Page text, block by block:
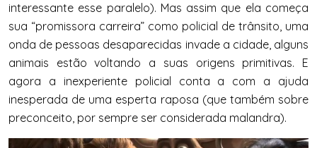
interessante esse paralelo). Mas assim que ela começa
sua “promissora carreira” como policial de trânsito, uma
onda de pessoas desaparecidas invade a cidade, alguns
animais estão voltando a suas origens primitivas. E
agora a inexperiente policial conta a com a ajuda
inesperada de uma esperta raposa (que também sobre
preconceito, por sempre ser considerada malandra).